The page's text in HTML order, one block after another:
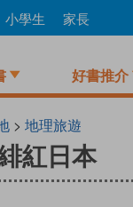
小學生 家長
好書推介
> 地理旅遊
紅日本